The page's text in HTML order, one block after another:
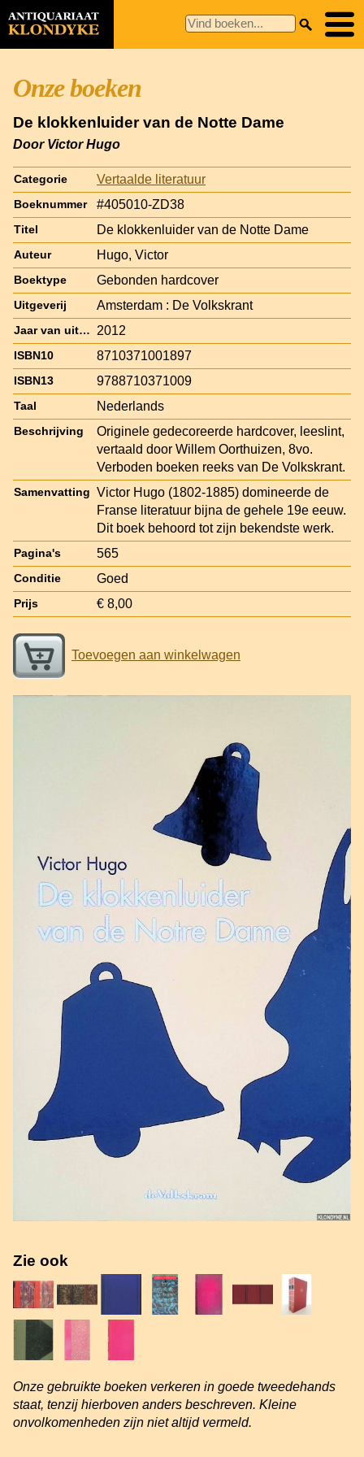
Onze boeken
De klokkenluider van de Notte Dame
Door Victor Hugo
Categorie Vertaalde literatuur
Boeknummer #405010-ZD38
Titel De klokkenluider van de Notte Dame
Auteur Hugo, Victor
Boektype Gebonden hardcover
Uitgeverij Amsterdam : De Volkskrant
Jaar van uitgave 2012
ISBN10 8710371001897
ISBN13 9788710371009
Taal Nederlands
Beschrijving
Originele gedecoreerde hardcover, leeslint,
vertaald door Willem Oorthuizen, 8vo.
Verboden boeken reeks van De Volkskrant.
Samenvatting Victor Hugo (1802-1885) domineerde de
Franse literatuur bijna de gehele 19e eeuw.
Dit boek behoord tot zijn bekendste werk.
Pagina's 565
Conditie Goed
Prijs € 8,00
Toevoegen aan winkelwagen
Zie ook
Onze gebruikte boeken verkeren in goede tweedehands
staat, tenzij hierboven anders beschreven. Kleine
onvolkomenheden zijn niet altijd vermeld.